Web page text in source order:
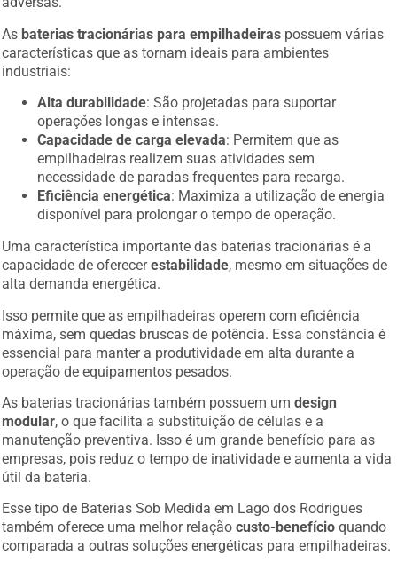
As baterias tracionárias para empilhadeiras possuem várias
características que as tornam ideais para ambientes
industriais:
Alta durabilidade: São projetadas para suportar
operações longas e intensas.
Capacidade de carga elevada: Permitem que as
empilhadeiras realizem suas atividades sem
necessidade de paradas frequentes para recarga.
Eficiência energética: Maximiza a utilização de energia
disponível para prolongar o tempo de operação.
Uma característica importante das baterias tracionárias é a
capacidade de oferecerestabilidade , mesmo em situações de
alta demanda energética.
Isso permite que as empilhadeiras operem com eficiência
máxima, sem quedas bruscas de potência. Essa constância é
essencial para manter a produtividade em alta durante a
operação de equipamentos pesados.
As baterias tracionárias também possuem umdesign
modular , o que facilita a substituição de células e a
manutenção preventiva. Isso é um grande benefício para as
empresas, pois reduz o tempo de inatividade e aumenta a vida
útil da bateria.
Esse tipo de Baterias Sob Medida em Lago dos Rodrigues
também oferece uma melhor relaçãocusto-benefício quando
comparada a outras soluções energéticas para empilhadeiras.